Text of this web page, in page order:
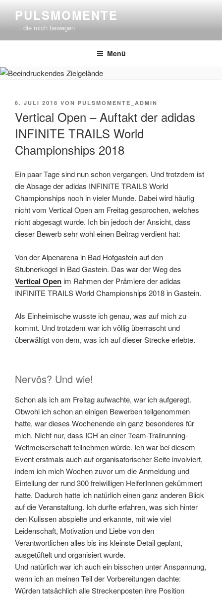
springen
PULSMOMENTE
… die mich bewegen
Menü
VERÖFFENTLICHT
6. JULI 2018 VON PULSMOMENTE_ADMIN
Vertical Open – Auftakt der adidas
INFINITE TRAILS World
Championships 2018
Ein paar Tage sind nun schon vergangen. Und trotzdem ist
die Absage der adidas INFINITE TRAILS World
Championships noch in vieler Munde. Dabei wird häufig
nicht vom Vertical Open am Freitag gesprochen, welches
nicht abgesagt wurde. Ich bin jedoch der Ansicht, dass
dieser Bewerb sehr wohl einen Beitrag verdient hat:
Von der Alpenarena in Bad Hofgastein auf den
Stubnerkogel in Bad Gastein. Das war der Weg des
Vertical Open im Rahmen der Prämiere der adidas
INFINITE TRAILS World Championships 2018 in Gastein.
Als Einheimische wusste ich genau, was auf mich zu
kommt. Und trotzdem war ich völlig überrascht und
überwältigt von dem, was ich auf dieser Strecke erlebte.
Nervös? Und wie!
Schon als ich am Freitag aufwachte, war ich aufgeregt.
Obwohl ich schon an einigen Bewerben teilgenommen
hatte, war dieses Wochenende ein ganz besonderes für
mich. Nicht nur, dass ICH an einer Team-Trailrunning-
Weltmeiserschaft teilnehmen würde. Ich war bei diesem
Event erstmals auch auf organisatorischer Seite involviert,
indem ich mich Wochen zuvor um die Anmeldung und
Einteilung der rund 300 freiwilligen HelferInnen gekümmert
hatte. Dadurch hatte ich natürlich einen ganz anderen Blick
auf die Veranstaltung. Ich durfte erfahren, was sich hinter
den Kulissen abspielte und erkannte, mit wie viel
Leidenschaft, Motivation und Liebe von den
Verantwortlichen alles bis ins kleinste Detail geplant,
ausgetüftelt und organisiert wurde.
Und natürlich war ich auch ein bisschen unter Anspannung,
wenn ich an meinen Teil der Vorbereitungen dachte:
Würden tatsächlich alle Streckenposten ihre Position